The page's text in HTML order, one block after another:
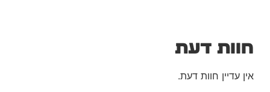
דעת
עדיין חוות דעת.